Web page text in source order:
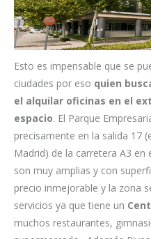
Esto es impensable que se
ciudades por eso quien
el alquilar oficinas en el
espacio. El Parque
precisamente en la salida 17
Madrid) de la carretera A3 en
son muy amplias y con
precio inmejorable y la zona
servicios ya que tiene un
muchos restaurantes,